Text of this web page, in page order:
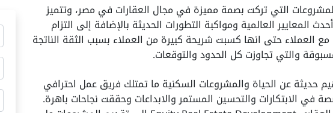
التي تركت بصمة مميزة في مجال العقارات في مصر، وتتميز
المعايير العالمية ومواكبة التطورات الحديثة بالإضافة إلى التزام
العملاء حتى انها كسبت شريحة كبيرة من العملاء بسبب الثقة الناتجة
والتي تجاوزت كل الحدود والتوقعات.
حديثة عن الحياة والمشروعات السكنية ما تمتلك فريق عمل احترافي
في الابتكارات والتحسين المستمر والابداعات وحققت نجاحات باهرة.